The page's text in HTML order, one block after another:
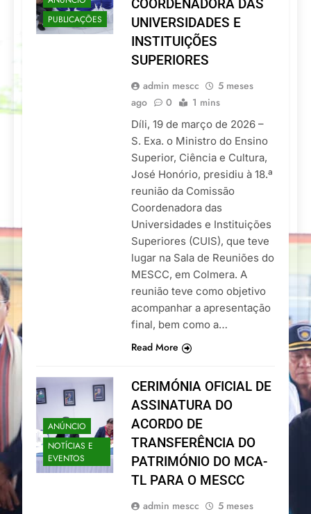
PUBLICAÇÕES
COORDENADORA DAS
UNIVERSIDADES E
INSTITUIÇÕES
SUPERIORES
admin mescc
5 meses
ago
0 1 mins
Díli, 19 de março de 2026 –
S. Exa. o Ministro do Ensino
Superior, Ciência e Cultura,
José Honório, presidiu à 18.ª
reunião da Comissão
Coordenadora das
Universidades e Instituições
Superiores (CUIS), que teve
lugar na Sala de Reuniões do
MESCC, em Colmera. A
reunião teve como objetivo
acompanhar a apresentação
final, bem como a…
Read More
ANÚNCIO
NOTÍCIAS E
EVENTOS
CERIMÓNIA OFICIAL DE
ASSINATURA DO
ACORDO DE
TRANSFERÊNCIA DO
PATRIMÓNIO DO MCA-
TL PARA O MESCC
admin mescc
5 meses